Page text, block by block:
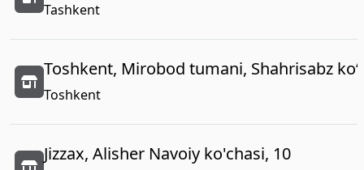
Tashkent
Toshkent, Mirobod tumani, Shahrisabz
Toshkent
Jizzax, Alisher Navoiy ko'chasi, 10